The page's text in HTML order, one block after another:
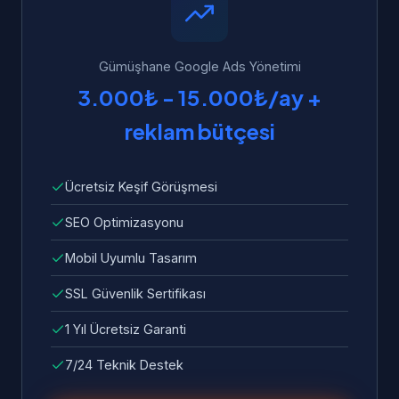
hata ve sorunlar ücretsiz olarak giderilir.
Gümüşhane Google Ads Yönetimi
3.000₺ - 15.000₺/ay +
reklam bütçesi
Ücretsiz Keşif Görüşmesi
SEO Optimizasyonu
Mobil Uyumlu Tasarım
SSL Güvenlik Sertifikası
1 Yıl Ücretsiz Garanti
7/24 Teknik Destek